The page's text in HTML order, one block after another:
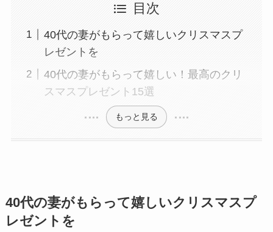
目次
40代の妻がもらって嬉しいクリスマスプ
レゼントを
40代の妻がもらって嬉しい！最高のクリ
スマスプレゼント15選
もっと見る
40代の妻がもらって嬉しいクリスマスプ
レゼントを